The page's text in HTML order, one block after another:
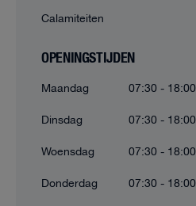
Calamiteiten
OPENINGSTIJDEN
Maandag
07:30 - 18:00
Dinsdag
07:30 - 18:00
Woensdag
07:30 - 18:00
Donderdag
07:30 - 18:00